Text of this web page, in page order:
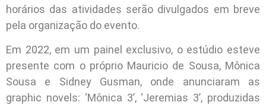
horários das atividades serão divulgados em breve
pela organização do evento.
Em 2022, em um painel exclusivo, o estúdio esteve
presente com o próprio Mauricio de Sousa, Mônica
Sousa e Sidney Gusman, onde anunciaram as
graphic novels: ‘Mônica 3’, ‘Jeremias 3’, produzidas